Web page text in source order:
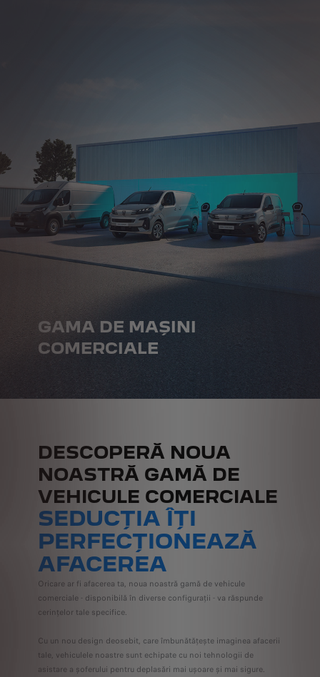
GAMA DE MAȘINI
COMERCIALE
DESCOPERĂ NOUA
NOASTRĂ GAMĂ DE
VEHICULE COMERCIALE
SEDUCȚIA ÎȚI
PERFECȚIONEAZĂ
AFACEREA
Oricare ar fi afacerea ta, noua noastră gamă de vehicule
comerciale - disponibilă în diverse configurații - va răspunde
cerințelor tale specifice.
Cu un nou design deosebit, care îmbunătățește imaginea afacerii
tale, vehiculele noastre sunt echipate cu noi tehnologii de
asistare a șoferului pentru deplasări mai ușoare și mai sigure.